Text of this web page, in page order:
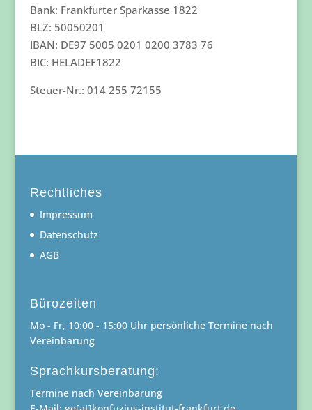
Bank: Frankfurter Sparkasse 1822
BLZ: 50050201
IBAN: DE97 5005 0201 0200 3783 76
BIC: HELADEF1822
Steuer-Nr.: 014 255 72155
Rechtliches
Impressum
Datenschutz
AGB
Bürozeiten
Mo - Fr, 10:00 - 15:00 Uhr persönliche Termine nach
Vereinbarung
Sprachkursberatung:
Termine nach Vereinbarung